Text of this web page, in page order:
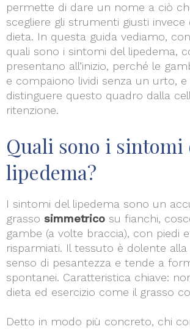
permette di dare un nome a ciò
scegliere gli strumenti giusti invece
dieta. In questa guida vediamo,
quali sono i sintomi del lipedema,
presentano all’inizio, perché le
e compaiono lividi senza un urto,
distinguere questo quadro dalla
ritenzione.
Quali sono i sintomi
lipedema?
I sintomi del lipedema sono un
grasso simmetrico su fianchi,
gambe (a volte braccia), con piedi
risparmiati. Il tessuto è dolente alla
senso di pesantezza e tende a
spontanei. Caratteristica chiave:
dieta ed esercizio come il grasso
Detto in modo più concreto, chi